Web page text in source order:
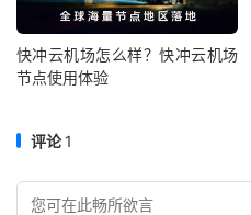
快冲云机场怎么样？快冲云机场
节点使用体验
评论1